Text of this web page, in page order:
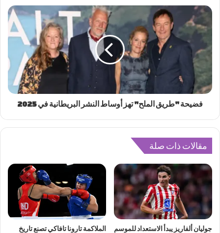
فضيحة "طريق الملح" تهز أوساط النشر البريطانية في 2025
مقالات ذات صلة
جوليان ألفاريز يبدأ الاستعداد للموسم
الملاكمة تارونا تافاكي تصنع تاريخ